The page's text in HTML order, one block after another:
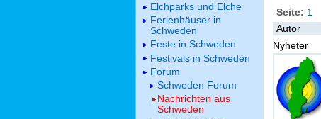
Seite: 1
Autor
Nyheter
Elchparks und Elche
Ferienhäuser in
Schweden
Feste in Schweden
Festivals in Schweden
Forum
Schweden Forum
Nachrichten aus
Schweden